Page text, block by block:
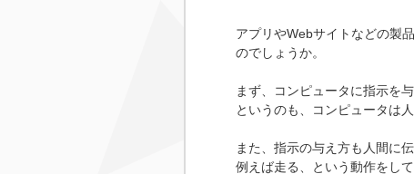
アプリやWebサイトなどの製
のでしょうか。
まず、コンピュータに指示を
というのも、コンピュータは
また、指示の与え方も人間に
例えば走る、という動作をし